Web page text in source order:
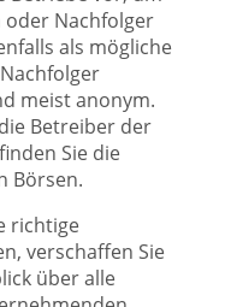
Nachfolger
als mögliche
meist anonym.
Betreiber der
Sie die
Börsen.
richtige
verschaffen Sie
über alle